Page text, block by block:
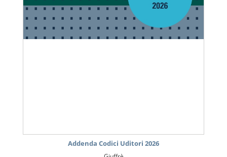
Addenda Codici Uditori 2026